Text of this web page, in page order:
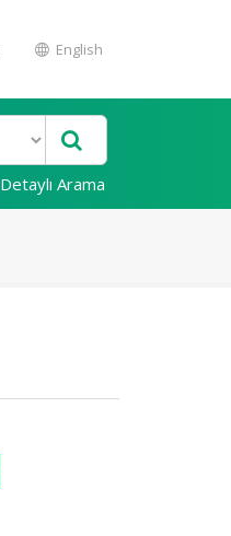
English
Detaylı Arama